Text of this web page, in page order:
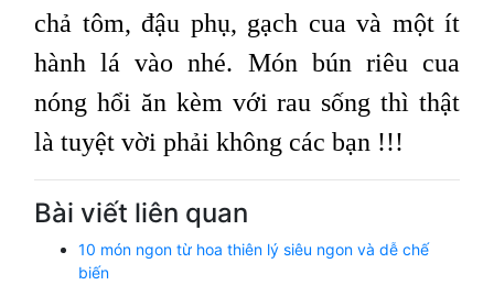
chả tôm, đậu phụ, gạch cua và một ít
hành lá vào nhé. Món bún riêu cua
nóng hổi ăn kèm với rau sống thì thật
là tuyệt vời phải không các bạn !!!
Bài viết liên quan
10 món ngon từ hoa thiên lý siêu ngon và dễ chế
biến